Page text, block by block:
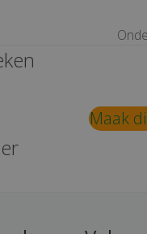
next
Maak